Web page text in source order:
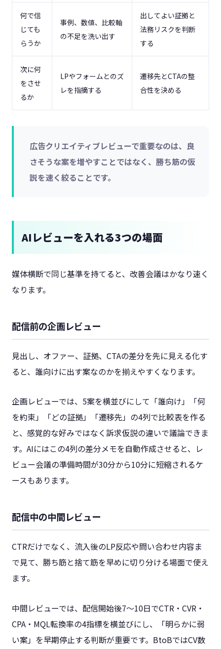
何で信
じても
らうか
事例、数値、比較軸
の不足を洗い出す
出してよい証拠と
法務リスクを判断
する
次に何
をさせ
るか
LPやフォームとのズ
レを指摘する
遷移先とCTAの整
合性を決める
広告クリエイティブレビューで重要なのは、良
さそうな案を増やすことではなく、勝ち筋の仮
説を速く絞ることです。
AIレビューを入れる3つの場面
媒体横断で同じ基準を持てると、改善会議はかなり速く
なります。
配信前の企画レビュー
見出し、オファー、証拠、CTAの差分を先に見える化す
ると、誰向けに出す案なのかを揃えやすくなります。
企画レビューでは、5案を横並びにして「誰向け」「何
を約束」「どの証拠」「遷移先」の4列で比較表を作る
と、感覚的な好みではなく訴求仮説の違いで議論できま
す。AIにはこの4列の差分メモを自動作成させると、レ
ビュー会議の準備時間が30分から10分に短縮されるケ
ースもあります。
配信中の中間レビュー
CTRだけでなく、流入後のLP反応や問い合わせ内容ま
で見て、勝ち筋と捨て筋を早めに切り分ける場面で使え
ます。
中間レビューでは、配信開始後7〜10日でCTR・CVR・
CPA・MQL転換率の4指標を横並びにし、「明らかに弱
い案」を早期停止する判断が重要です。BtoBではCV数